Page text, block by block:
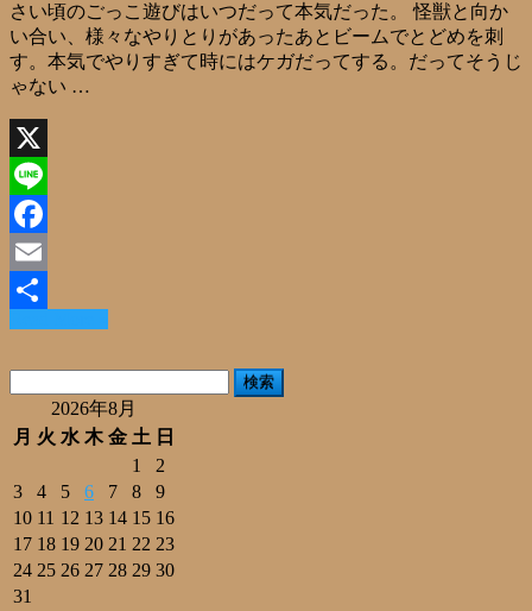
さい頃のごっこ遊びはいつだって本気だった。 怪獣と向か
い合い、様々なやりとりがあったあとビームでとどめを刺
す。本気でやりすぎて時にはケガだってする。だってそうじ
ゃない …
X
Line
Facebook
Email
共
有
2026年8月
月 火 水 木 金 土 日
1
2
3
4 5 6 7 8
9
10 11 12 13 14 15 16
17 18 19 20 21 22 23
24 25 26 27 28 29 30
31